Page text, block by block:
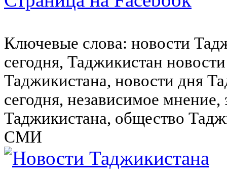
Ключевые слова: новости
сегодня, Таджикистан
Таджикистана, новости дня
сегодня, независимое
Таджикистана, общество
СМИ